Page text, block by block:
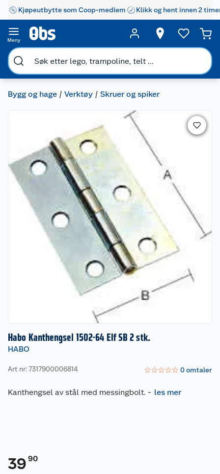
Kjøpeutbytte som Coop-medlem Klikk og hent innen 2
Meny
Bygg og hage Verktøy Skruer og spiker
Habo Kanthengsel 1502-64 Elf SB 2 stk.
HABO
Art nr: 7317900006814 ☆☆☆☆☆ 0omtaler
Kanthengsel av stål med messingbolt. - les mer
39 90